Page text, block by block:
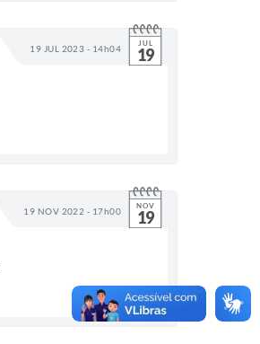
19 JUL 2023 - 14h04 JUL
19
19 NOV 2022 - 17h00 NOV
19